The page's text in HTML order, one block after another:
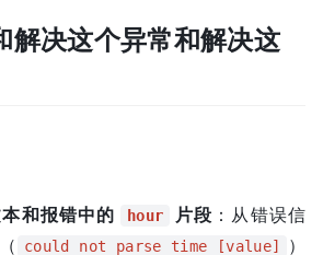
解决这个异常和解决这
和报错中的 hour 片段 ：从错误信
could not parse time [value]
）